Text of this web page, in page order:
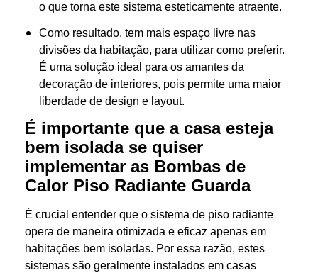
o que torna este sistema esteticamente atraente.
Como resultado, tem mais espaço livre nas
divisões da habitação, para utilizar como preferir.
É uma solução ideal para os amantes da
decoração de interiores, pois permite uma maior
liberdade de design e layout.
É importante que a casa esteja
bem isolada se quiser
implementar as Bombas de
Calor Piso Radiante Guarda
É crucial entender que o sistema de piso radiante
opera de maneira otimizada e eficaz apenas em
habitações bem isoladas. Por essa razão, estes
sistemas são geralmente instalados em casas